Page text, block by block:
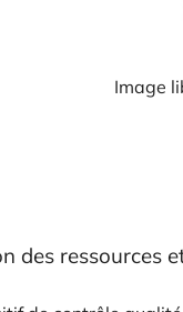
Image
des ressources